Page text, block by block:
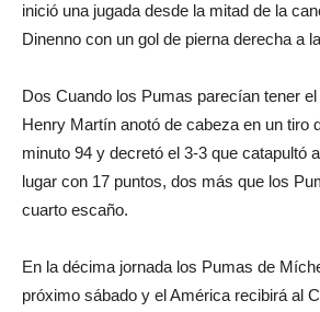
inició una jugada desde la mitad de la
Dinenno con un gol de pierna derecha a
Dos Cuando los Pumas parecían tener
Henry Martín anotó de cabeza en un tiro
minuto 94 y decretó el 3-3 que catapultó
lugar con 17 puntos, dos más que los
cuarto escaño.
En la décima jornada los Pumas de
próximo sábado y el América recibirá al